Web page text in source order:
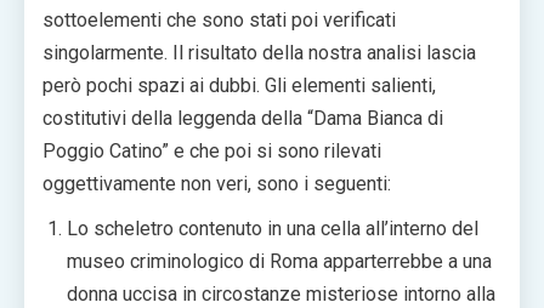
sottoelementi che sono stati poi verificati
singolarmente. Il risultato della nostra analisi lascia
però pochi spazi ai dubbi. Gli elementi salienti,
costitutivi della leggenda della “Dama Bianca di
Poggio Catino” e che poi si sono rilevati
oggettivamente non veri, sono i seguenti:
Lo scheletro contenuto in una cella all’interno del
museo criminologico di Roma apparterrebbe a una
donna uccisa in circostanze misteriose intorno alla